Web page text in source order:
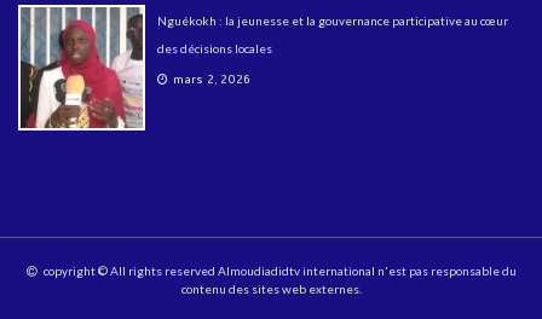
Nguékokh : la jeunesse et la gouvernance participative au cœur
des décisions locales
mars 2, 2026
copyright © All rights reserved Almoudiadidtv international n'est pas responsable du
contenu des sites web externes.